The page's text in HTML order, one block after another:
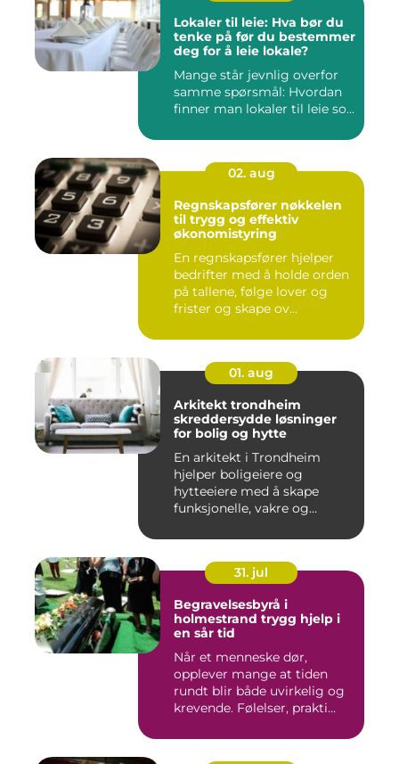
Lokaler til leie: Hva bør du
tenke på før du bestemmer
deg for å leie lokale?
Mange står jevnlig overfor
samme spørsmål: Hvordan
finner man lokaler til leie so...
02. aug
Regnskapsfører nøkkelen
til trygg og effektiv
økonomistyring
En regnskapsfører hjelper
bedrifter med å holde orden
på tallene, følge lover og
frister og skape ov...
01. aug
Arkitekt trondheim
skreddersydde løsninger
for bolig og hytte
En arkitekt i Trondheim
hjelper boligeiere og
hytteeiere med å skape
funksjonelle, vakre og
31. jul
Begravelsesbyrå i
holmestrand trygg hjelp i
en sår tid
Når et menneske dør,
opplever mange at tiden
rundt blir både uvirkelig og
krevende. Følelser, prakti...